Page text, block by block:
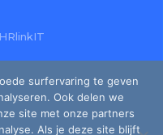
surfervaring te geven
Ook delen we
site met onze partners
Als je deze site blijft